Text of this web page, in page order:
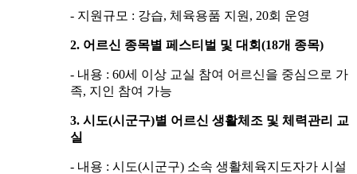
- 지원규모 : 강습, 체육용품 지원, 20회 운영
2. 어르신 종목별 페스티벌 및 대회(18개 종목)
- 내용 : 60세 이상 교실 참여 어르신을 중심으로 가
족, 지인 참여 가능
3. 시도(시군구)별 어르신 생활체조 및 체력관리 교
실
- 내용 : 시도(시군구) 소속 생활체육지도자가 시설